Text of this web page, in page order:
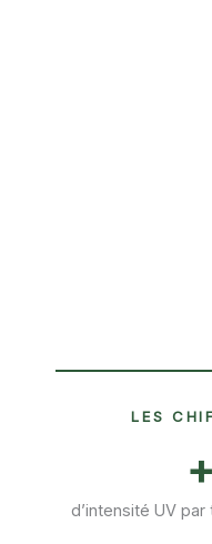
LES
d’intensité UV par